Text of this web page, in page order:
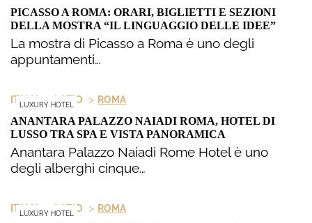
PICASSO A ROMA: ORARI, BIGLIETTI E SEZIONI
DELLA MOSTRA “IL LINGUAGGIO DELLE IDEE”
La mostra di Picasso a Roma è uno degli
appuntamenti…
LUXURY HOTEL
ITALIA > LAZIO > ROMA
ANANTARA PALAZZO NAIADI ROMA, HOTEL DI
LUSSO TRA SPA E VISTA PANORAMICA
Anantara Palazzo Naiadi Rome Hotel è uno
degli alberghi cinque…
LUXURY HOTEL
ITALIA > LAZIO > ROMA